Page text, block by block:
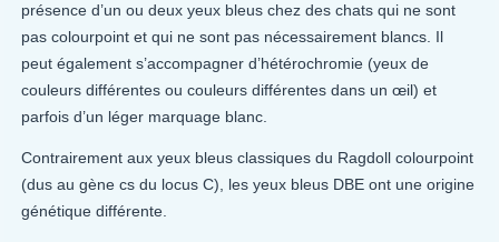
présence d’un ou deux yeux bleus chez des chats qui ne sont
pas colourpoint et qui ne sont pas nécessairement blancs. Il
peut également s’accompagner d’hétérochromie (yeux de
couleurs différentes ou couleurs différentes dans un œil) et
parfois d’un léger marquage blanc.
Contrairement aux yeux bleus classiques du Ragdoll colourpoint
(dus au gène cs du locus C), les yeux bleus DBE ont une origine
génétique différente.